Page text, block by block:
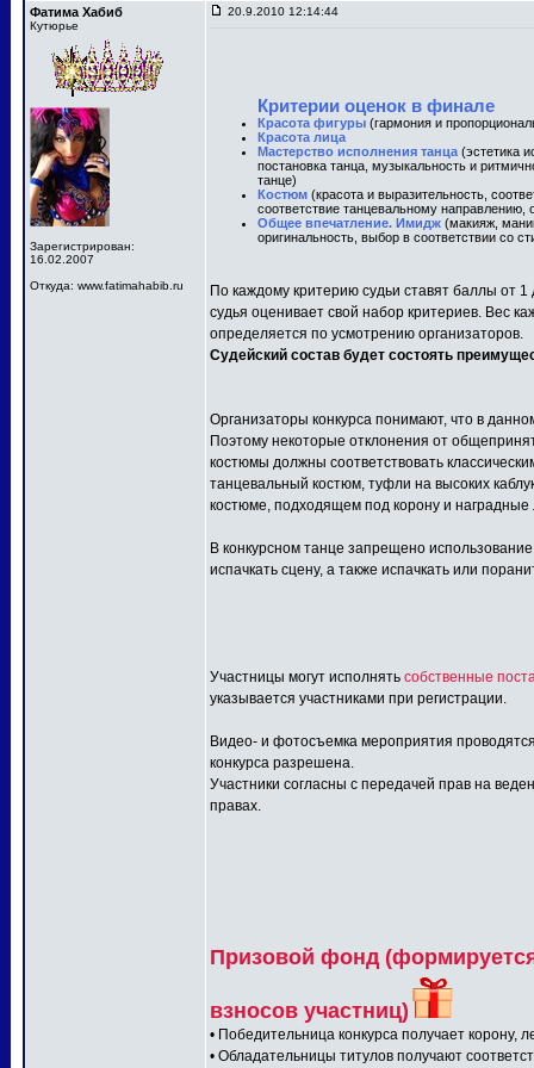
Фатима Хабиб
Кутюрье
Зарегистрирован:
16.02.2007
Откуда: www.fatimahabib.ru
20.9.2010 12:14:44
Критерии оценок в финале
Красота фигуры (гармония и
Красота лица
Мастерство исполнения танца (эстетика
постановка танца, музыкальность и
танце)
Костюм (красота и выразительность,
соответствие танцевальному направлению,
Общее впечатление. Имидж (макияж,
оригинальность, выбор в соответствии со
По каждому критерию судьи ставят баллы от
судья оценивает свой набор критериев. Вес
определяется по усмотрению организаторов.
Судейский состав будет состоять
Организаторы конкурса понимают, что в
Поэтому некоторые отклонения от
костюмы должны соответствовать
танцевальный костюм, туфли на высоких
костюме, подходящем под корону и наградные
В конкурсном танце запрещено
испачкать сцену, а также испачкать или
Участницы могут исполнять собственные
указывается участниками при регистрации.
Видео- и фотосъемка мероприятия
конкурса разрешена.
Участники согласны с передачей прав на
правах.
Призовой фонд
взносов участниц)
• Победительница конкурса получает корону,
• Обладательницы титулов получают